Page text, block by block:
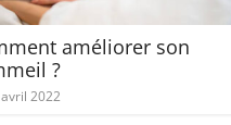
améliorer son
?
2022